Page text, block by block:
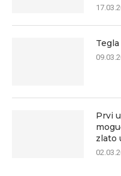
Prvi
zlato